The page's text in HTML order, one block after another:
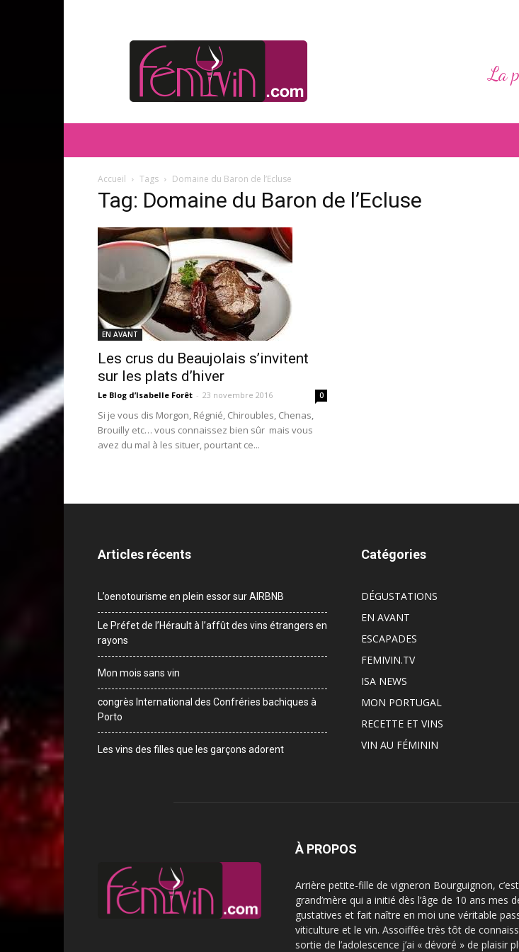
FEMIVIN
La
Accueil Tags Domaine du Baron de l’Ecluse
Tag: Domaine du Baron de l’Ecluse
EN AVANT
Les crus du Beaujolais s’invitent
sur les plats d’hiver
Le Blog d’Isabelle Forêt - 23 novembre 2016 0
Si je vous dis Morgon, Régnié, Chiroubles, Chenas,
Brouilly etc… vous connaissez bien sûr mais vous
avez du mal à les situer, pourtant ce...
Articles récents
L’oenotourisme en plein essor sur AIRBNB
Le Préfet de l’Hérault à l’affût des vins étrangers en
rayons
Mon mois sans vin
congrès International des Confréries bachiques à
Porto
Les vins des filles que les garçons adorent
Catégories
DÉGUSTATIONS
EN AVANT
ESCAPADES
FEMIVIN.TV
ISA NEWS
MON PORTUGAL
RECETTE ET VINS
VIN AU FÉMININ
À PROPOS
Arrière petite-fille de vigneron Bourguignon,
grand’mère qui a initié dès l’âge de 10 ans mes
gustatives et fait naître en moi une véritable
viticulture et le vin. Assoiffée très tôt de
sortie de l’adolescence j’ai « dévoré » de plaisir